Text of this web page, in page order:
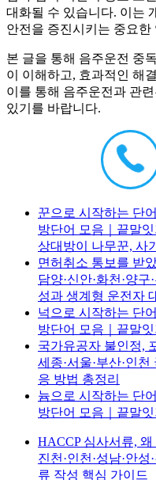
대화될 수 있습니다. 이는
안전을 증진시키는 중요한
본 글을 통해 음주운전 중
이 이해하고, 효과적인 해
이를 통해 음주운전과 관
있기를 바랍니다.
꾼으로 시작하는 단
방단어 모음｜끝말
상대방이 나무꾼, 사
면허취소 통보를 받
담양·신안·화천·양
성과 생계형 운전자
넉으로 시작하는 단
방단어 모음｜끝말
국가유공자 불인정,
세종·서울·부산·인
응 방법 총정리
늄으로 시작하는 단
방단어 모음｜끝말
HACCP 심사서류,
진천·인천·성남·안
류 작성 핵심 가이드